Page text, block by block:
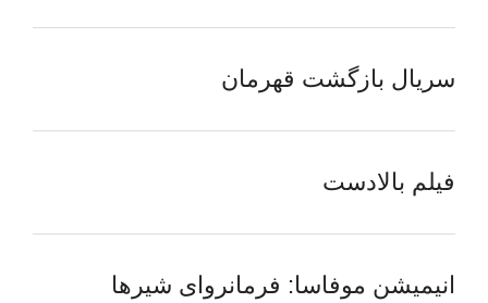
سریال بازگشت قهرمان
فیلم بالادست
انیمیشن موفاسا: فرمانروای شیرها